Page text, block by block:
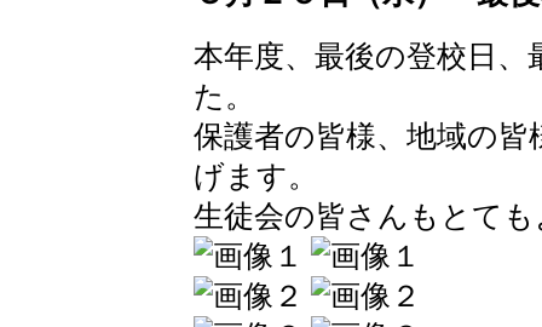
本年度、最後の登校日
た。
保護者の皆様、地域の
げます。
生徒会の皆さんもとて